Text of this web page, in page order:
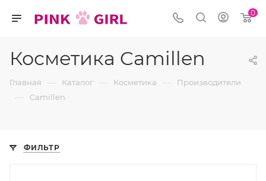
0
Косметика Camillen
Главная — Каталог — Косметика — Производители
— Camillen
ФИЛЬТР